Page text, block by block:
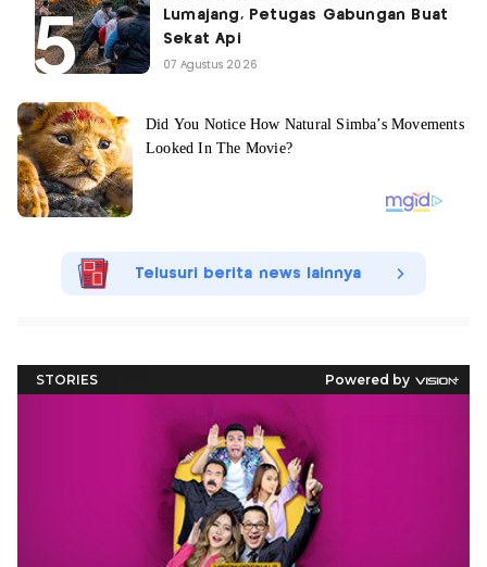
Lumajang, Petugas Gabungan Buat
Sekat Api
07 Agustus 2026
Telusuri berita news lainnya